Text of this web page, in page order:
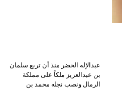
عبدالإله الخضر منذ أن تربع سلمان
بن عبدالعزيز ملكاً على مملكة
الرمال ونصب نجله محمد بن